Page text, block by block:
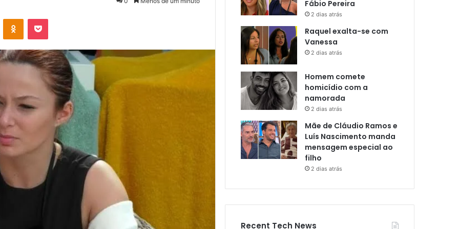
OK Pocket
Fábio Pereira
2 dias atrás
Raquel exalta-se com
Vanessa
2 dias atrás
Homem comete
homicídio com a
namorada
2 dias atrás
Mãe de Cláudio Ramos e
Luís Nascimento manda
mensagem especial ao
filho
2 dias atrás
Recent Tech News